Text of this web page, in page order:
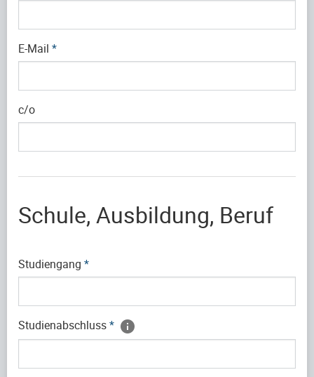
E-Mail *
c/o
Schule, Ausbildung, Beruf
Studiengang *
Studienabschluss*